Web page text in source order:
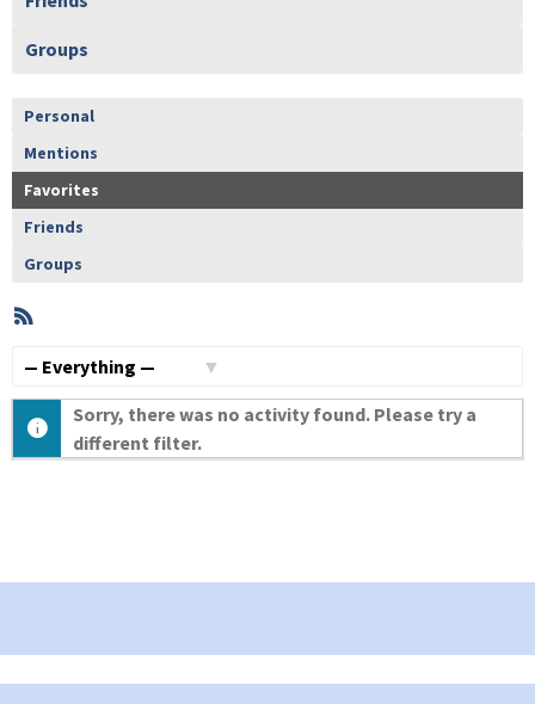
Groups
Personal
Mentions
Favorites
Friends
Groups
Member
Activities
Sorry, there was no activity found. Please try a
different filter.